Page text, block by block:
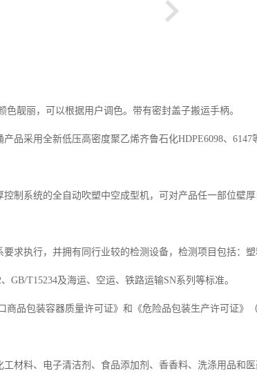
色靓丽，可以根据用户调色。带有密封盖子搬运手柄。
品采用全新低压高密度聚乙烯齐鲁石化HDPE6098、
制系统的全自动吹塑中空成型机，可对产品任一部位壁
求执行，并拥有同行业较的检测设备，检测项目包括
GB/T15234及海运、空运、铁路运输SN系列等标准。
商品包装容器质量许可证》和《危险品包装生产许可证》
材料、电子清洁剂、食品添加剂、香香料、洗涤用品和医